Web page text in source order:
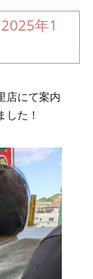
年1
店にて案内
た！